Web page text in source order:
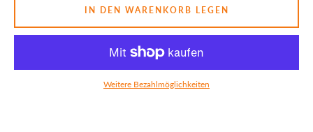
IN DEN WARENKORB LEGEN
Weitere Bezahlmöglichkeiten